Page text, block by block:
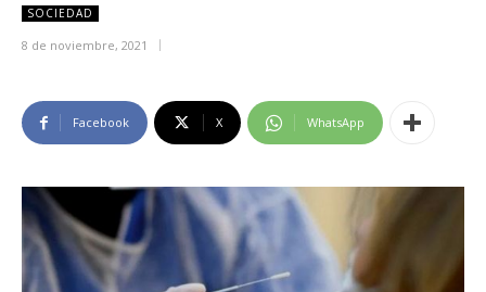
SOCIEDAD
8 de noviembre, 2021
Facebook X WhatsApp